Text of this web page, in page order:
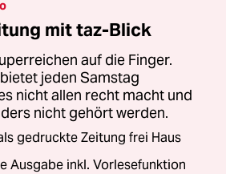
mit taz-Blick
auf die Finger.
jeden Samstag
nicht allen recht macht und
nicht gehört werden.
gedruckte Zeitung frei Haus
Ausgabe inkl. Vorlesefunktion